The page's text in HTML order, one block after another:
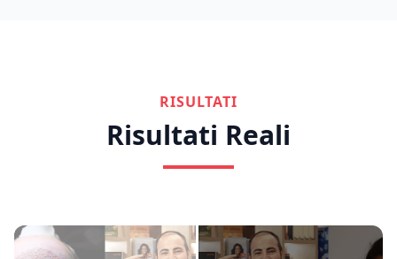
RISULTATI
Risultati Reali